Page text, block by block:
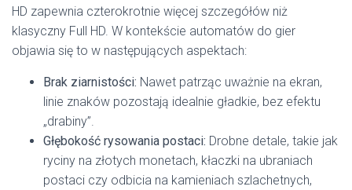
HD zapewnia czterokrotnie więcej szczegółów niż
klasyczny Full HD. W kontekście automatów do gier
objawia się to w następujących aspektach:
Brak ziarnistości: Nawet patrząc uważnie na ekran,
linie znaków pozostają idealnie gładkie, bez efektu
„drabiny”.
Głębokość rysowania postaci: Drobne detale, takie jak
ryciny na złotych monetach, kłaczki na ubraniach
postaci czy odbicia na kamieniach szlachetnych,